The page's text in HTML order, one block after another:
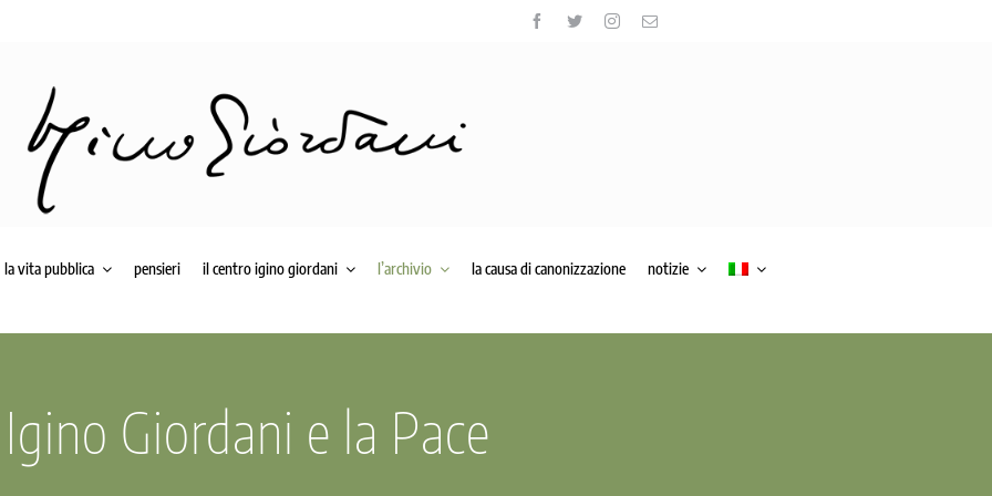
la vita pubblica pensieri il centro igino giordani l’archivio la causa di canonizzazione notizie
Igino Giordani e la Pace